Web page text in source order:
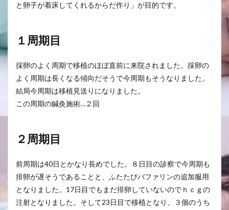
と卵子が着床してくれるからだ作り」が目的です。
１周期目
採卵のよく周期で移植のほぼ直前に来院されました。採卵の
よく周期は長くなる傾向だそうで今周期もそうなりました。
結局今周期は移植見送りになりました。
この周期の鍼灸施術…２回
２周期目
前周期は40日とかなり長めでした。８日目の診察で今周期も
排卵が遅そうであることと、ふたたびバファリンの追加服用
となりました。17日目でもまだ排卵していないのでｈｃｇの
注射となりました。そして23日目で移植となり、３個のうち